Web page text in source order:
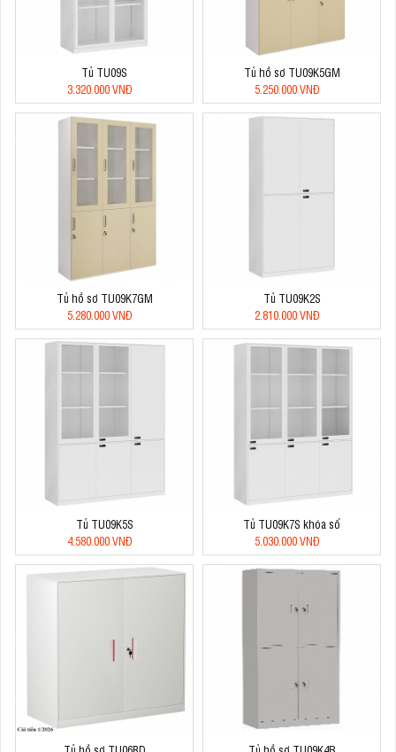
Tủ TU09S
3.320.000 VNĐ
Tủ hồ sơ TU09K5GM
5.250.000 VNĐ
Tủ hồ sơ TU09K7GM
5.280.000 VNĐ
Tủ TU09K2S
2.810.000 VNĐ
Tủ TU09K5S
4.580.000 VNĐ
Tủ TU09K7S khóa số
5.030.000 VNĐ